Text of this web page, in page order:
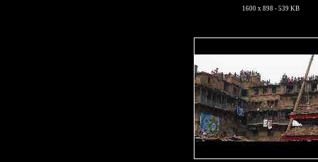
1600 x 898 - 539 KB